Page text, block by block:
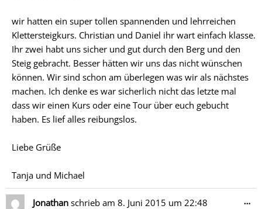
wir hatten ein super tollen spannenden und lehrreichen
Klettersteigkurs. Christian und Daniel ihr wart einfach klasse.
Ihr zwei habt uns sicher und gut durch den Berg und den
Steig gebracht. Besser hätten wir uns das nicht wünschen
können. Wir sind schon am überlegen was wir als nächstes
machen. Ich denke es war sicherlich nicht das letzte mal
dass wir einen Kurs oder eine Tour über euch gebucht
haben. Es lief alles reibungslos.
Liebe Grüße
Tanja und Michael
Jonathan schrieb am 8. Juni 2015 um 22:48
…